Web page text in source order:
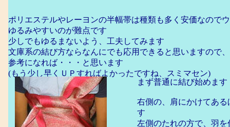
ポリエステルやレーヨンの半幅帯は種類も多く安価なので
ゆるみやすいのが難点です
少しでもゆるまないよう、工夫してみます
文庫系の結び方ならなんにでも応用できると思いますので
参考になれば・・・と思います
(もう少し早くＵＰすればよかったですね、スミマセン)
まず普通に結び始めます
右側の、肩にかけてあ
す
左側のたれの方で、羽